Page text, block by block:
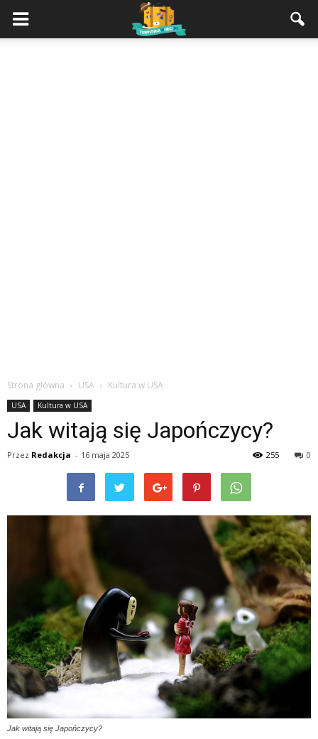
Strona główna USA Kultura w USA
USA Kultura w USA
Jak witają się Japończycy?
Przez Redakcja - 16 maja 2025 0
255
Jak witają się Japończycy?